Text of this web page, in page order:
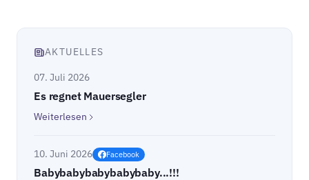
AKTUELLES
07. Juli 2026
Es regnet Mauersegler
Weiterlesen
10. Juni 2026 Facebook
Babybabybabybabybaby...!!!